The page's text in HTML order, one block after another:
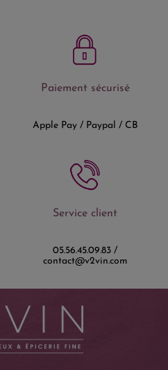
Paiement sécurisé
Apple Pay / Paypal / CB
Service client
05.56.45.09.83 /
contact@v2vin.com